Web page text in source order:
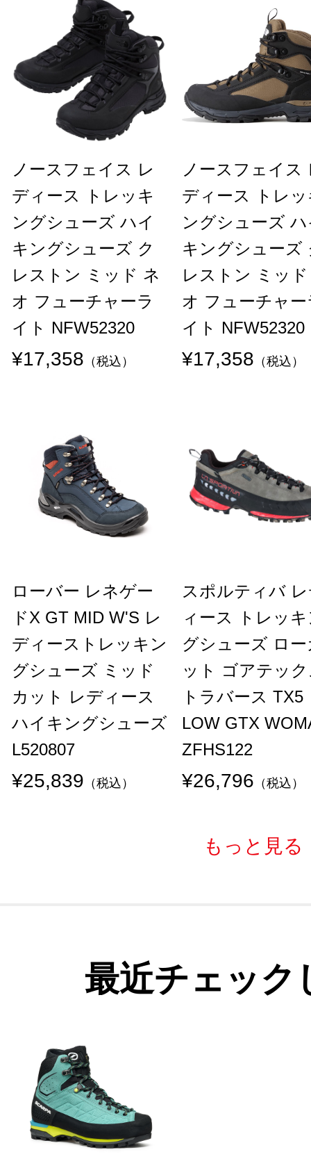
ノースフェイス レ
ディース トレッキ
ングシューズ ハイ
キングシューズ ク
レストン ミッド ネ
オ フューチャーラ
イト NFW52320
¥17,358 （税込）
ノースフェイス
ディース トレ
ングシューズ
キングシューズ
レストン ミッ
オ フューチャー
イト NFW52320
¥17,358 （税込）
ローバー レネゲー
ドX GT MID W'S レ
ディーストレッキン
グシューズ ミッド
カット レディース
ハイキングシューズ
L520807
¥25,839 （税込）
スポルティバ
ィース トレッ
グシューズ ロー
ット ゴアテッ
トラバース TX5
LOW GTX
ZFHS122
¥26,796 （税込）
もっと見る
最近チェック